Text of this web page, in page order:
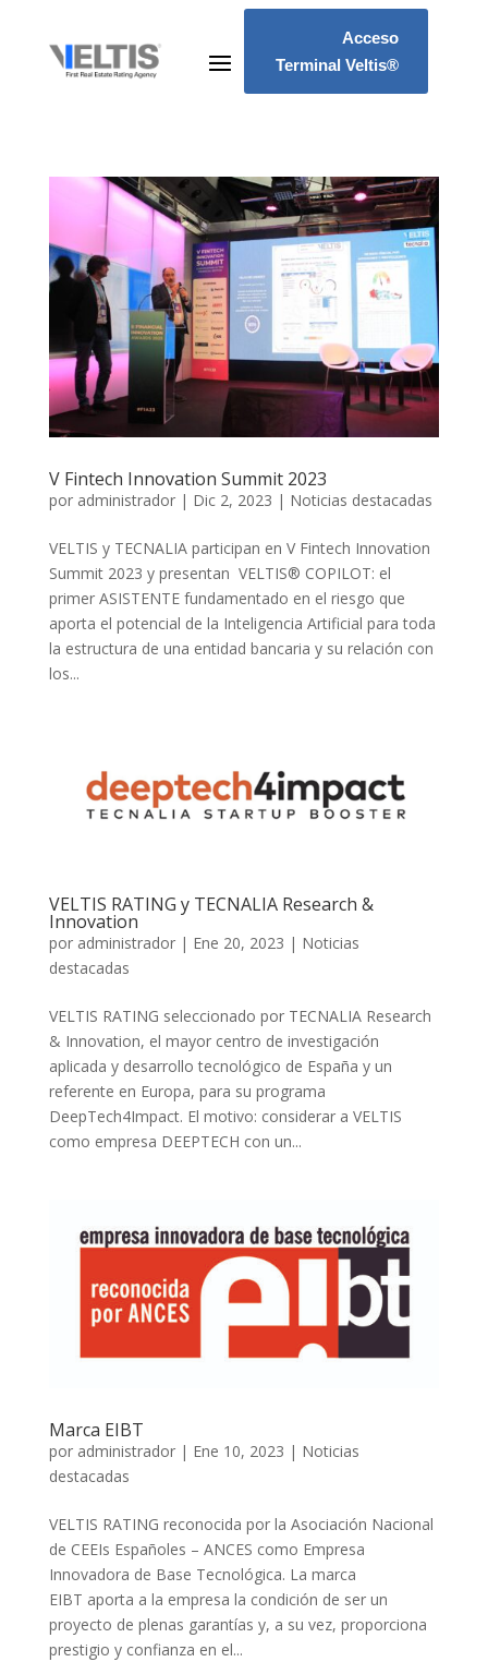
Acceso
Terminal Veltis®
V Fintech Innovation Summit 2023
por administrador| Dic 2, 2023 | Noticias destacadas
VELTIS y TECNALIA participan en V Fintech Innovation
Summit 2023 y presentan VELTIS® COPILOT: el
primer ASISTENTE fundamentado en el riesgo que
aporta el potencial de la Inteligencia Artificial para toda
la estructura de una entidad bancaria y su relación con
los...
VELTIS RATING y TECNALIA Research &
Innovation
por administrador| Ene 20, 2023 | Noticias
destacadas
VELTIS RATING seleccionado por TECNALIA Research
& Innovation, el mayor centro de investigación
aplicada y desarrollo tecnológico de España y un
referente en Europa, para su programa
DeepTech4Impact. El motivo: considerar a VELTIS
como empresa DEEPTECH con un...
Marca EIBT
por administrador| Ene 10, 2023 | Noticias
destacadas
VELTIS RATING reconocida por la Asociación Nacional
de CEEIs Españoles – ANCES como Empresa
Innovadora de Base Tecnológica. La marca
EIBT aporta a la empresa la condición de ser un
proyecto de plenas garantías y, a su vez, proporciona
prestigio y confianza en el...